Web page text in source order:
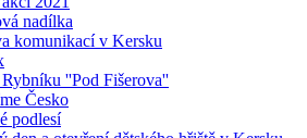
nadílka
komunikací v Kersku
''Pod Fišerova''
Česko
podlesí